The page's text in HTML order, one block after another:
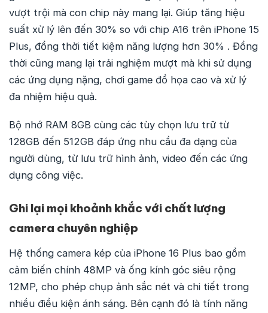
vượt trội mà con chip này mang lại. Giúp tăng hiệu
suất xử lý lên đến 30% so với chip A16 trên iPhone 15
Plus, đồng thời tiết kiệm năng lượng hơn 30% . Đồng
thời cũng mang lại trải nghiệm mượt mà khi sử dụng
các ứng dụng nặng, chơi game đồ họa cao và xử lý
đa nhiệm hiệu quả.
Bộ nhớ RAM 8GB cùng các tùy chọn lưu trữ từ
128GB đến 512GB đáp ứng nhu cầu đa dạng của
người dùng, từ lưu trữ hình ảnh, video đến các ứng
dụng công việc.
Ghi lại mọi khoảnh khắc với chất lượng
camera chuyên nghiệp
Hệ thống camera kép của iPhone 16 Plus bao gồm
cảm biến chính 48MP và ống kính góc siêu rộng
12MP, cho phép chụp ảnh sắc nét và chi tiết trong
nhiều điều kiện ánh sáng. Bên cạnh đó là tính năng